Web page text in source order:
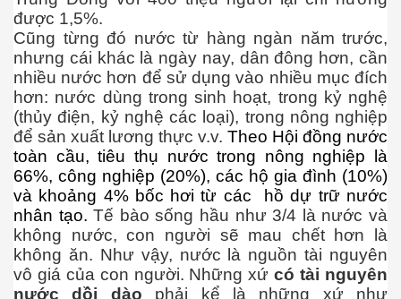
được 1,5%.
Cũng từng đó nước từ hàng ngàn năm trước,
nhưng cái khác là ngày nay, dân đông hơn, cần
nhiều nước hơn để sử dụng vào nhiều mục đích
hơn: nước dùng trong sinh hoạt, trong kỷ nghệ
(thủy điện, kỷ nghệ các loại), trong nông nghiệp
để sản xuất lương thực v.v. Theo Hội đồng nước
toàn cầu, tiêu thụ nước trong nông nghiệp là
66%, công nghiệp (20%), các hộ gia đình (10%)
và khoảng 4% bốc hơi từ các hồ dự trữ nước
nhân tạo. Tế bào sống hầu như 3/4 là nước và
không nước, con người sẽ mau chết hơn là
không ăn. Như vậy, nước là nguồn tài nguyên
vô giá của con người. Những xứcó tài nguyên
nước dồi dào phải kể là những xứ như
giới